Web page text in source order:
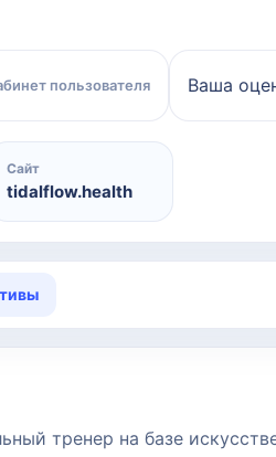
пользователя Ваша
Сайт
tidalflow.health
тренер на базе